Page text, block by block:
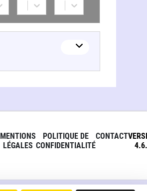
MENTIONS
LÉGALES
POLITIQUE DE
CONFIDENTIALITÉ
CONTACT